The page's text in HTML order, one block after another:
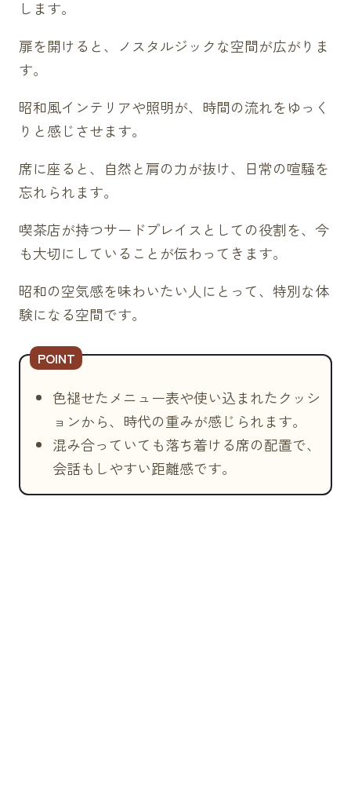
します。
扉を開けると、ノスタルジックな空間が広がりま
す。
昭和風インテリアや照明が、時間の流れをゆっく
りと感じさせます。
席に座ると、自然と肩の力が抜け、日常の喧騒を
忘れられます。
喫茶店が持つサードプレイスとしての役割を、今
も大切にしていることが伝わってきます。
昭和の空気感を味わいたい人にとって、特別な体
験になる空間です。
色褪せたメニュー表や使い込まれたクッシ
ョンから、時代の重みが感じられます。
混み合っていても落ち着ける席の配置で、
会話もしやすい距離感です。